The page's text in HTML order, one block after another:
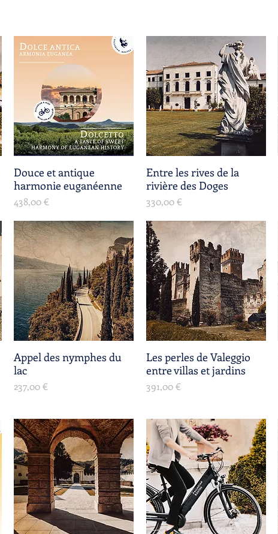
Aperçu rapide
Douce et antique
harmonie euganéenne
Prix
438,00 €
Aperçu rapide
Entre les rives de la
rivière des Doges
Prix
330,00 €
Aperçu rapide
Appel des nymphes du
lac
Prix
237,00 €
Aperçu rapide
Les perles de Valeggio
entre villas et jardins
Prix
391,00 €